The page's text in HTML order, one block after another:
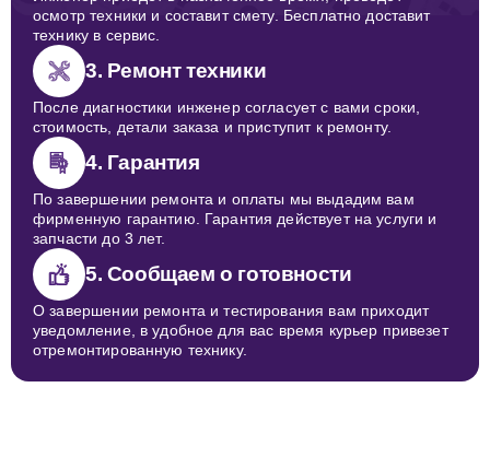
осмотр техники и составит смету. Бесплатно доставит
технику в сервис.
3. Ремонт техники
После диагностики инженер согласует с вами сроки,
стоимость, детали заказа и приступит к ремонту.
4. Гарантия
По завершении ремонта и оплаты мы выдадим вам
фирменную гарантию. Гарантия действует на услуги и
запчасти до 3 лет.
5. Сообщаем о готовности
О завершении ремонта и тестирования вам приходит
уведомление, в удобное для вас время курьер привезет
отремонтированную технику.